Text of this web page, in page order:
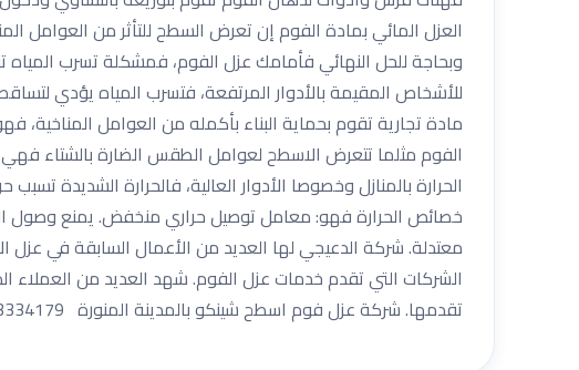
العزل المائي بمادة الفوم إن تعرض السطح للتأثر من العوامل
وبحاجة للحل النهائي فأمامك عزل الفوم، فمشكلة تسرب
للأشخاص المقيمة بالأدوار المرتفعة، فتسرب المياه يؤدي
مادة تجارية تقوم بحماية البناء بأكمله من العوامل المناخية،
الفوم مثلما تتعرض الاسطح لعوامل الطقس الضارة بالشتاء
الحرارة بالمنازل وخصوصا الأدوار العالية، فالحرارة الشديدة
خصائص الحرارة فهو: معامل توصيل حراري منخفض. يمنع وصول
معتدلة. شركة الدعيجي ‏لها العديد من الأعمال السابقة في
الشركات التي تقدم خدمات عزل الفوم. شهد العديد من
تقدمها. شركة عزل فوم اسطح شينكو بالمدينة المنورة 0533334179